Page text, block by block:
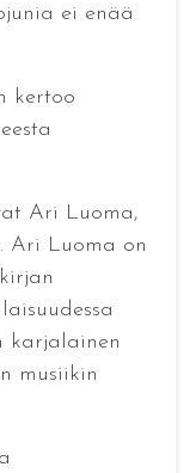
ei enää
kertoo
Ari Luoma,
Ari Luoma on
karjalainen
musiikin